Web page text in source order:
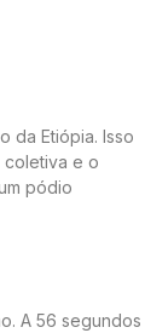
da Etiópia. Isso
coletiva e o
pódio
A 56 segundos